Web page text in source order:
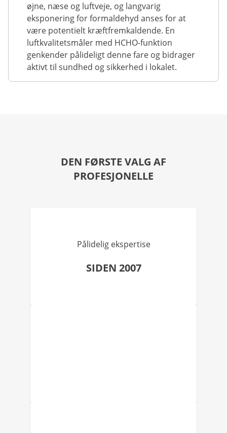
øjne, næse og luftveje, og langvarig
eksponering for formaldehyd anses for at
være potentielt kræftfremkaldende. En
luftkvalitetsmåler med HCHO-funktion
genkender pålideligt denne fare og bidrager
aktivt til sundhed og sikkerhed i lokalet.
DEN FØRSTE VALG AF
PROFESJONELLE
Pålidelig ekspertise
SIDEN 2007